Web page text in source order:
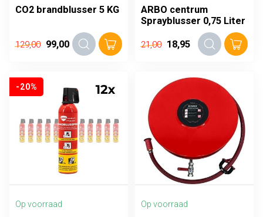
CO2 brandblusser 5 KG
129,00 99,00
ARBO centrum
Sprayblusser 0,75 Liter
21,00 18,95
-20%
Op voorraad Op voorraad